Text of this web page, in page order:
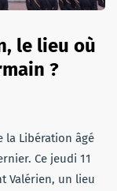
le lieu où
?
la Libération âgé
Ce jeudi 11
Valérien, un lieu